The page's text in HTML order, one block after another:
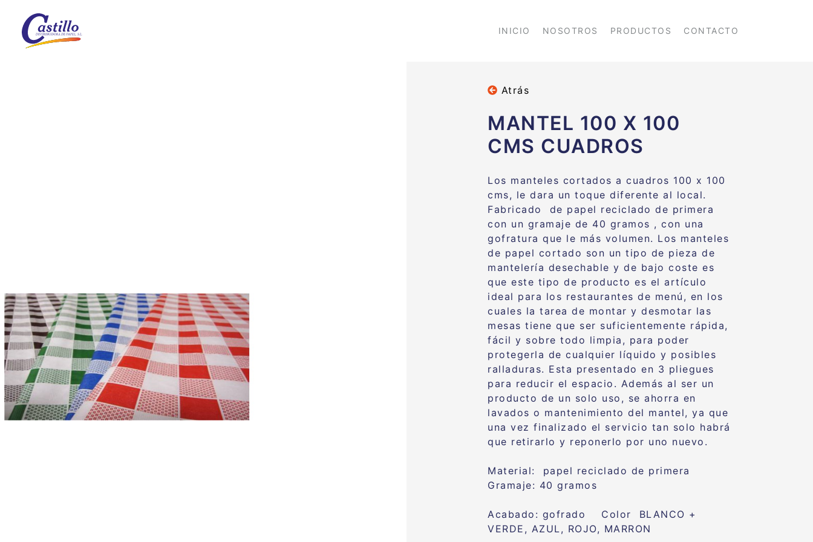
INICIO NOSOTROS PRODUCTOS CONTACTO
Atrás
MANTEL 100 X 100
CMS CUADROS
Los manteles cortados a cuadros 100 x 100
cms, le dara un toque diferente al local.
Fabricado de papel reciclado de primera
con un gramaje de 40 gramos , con una
gofratura que le más volumen. Los manteles
de papel cortado son un tipo de pieza de
mantelería desechable y de bajo coste es
que este tipo de producto es el artículo
ideal para los restaurantes de menú, en los
cuales la tarea de montar y desmotar las
mesas tiene que ser suficientemente rápida,
fácil y sobre todo limpia, para poder
protegerla de cualquier líquido y posibles
ralladuras. Esta presentado en 3 pliegues
para reducir el espacio. Además al ser un
producto de un solo uso, se ahorra en
lavados o mantenimiento del mantel, ya que
una vez finalizado el servicio tan solo habrá
que retirarlo y reponerlo por uno nuevo.
Material: papel reciclado de primera
Gramaje: 40 gramos
Acabado: gofrado Color BLANCO +
VERDE, AZUL, ROJO, MARRON